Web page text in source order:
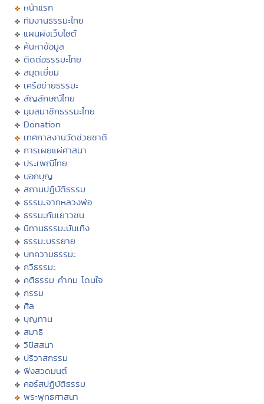
หน้าแรก
ทีมงานธรรมะไทย
แผนผังเว็บไซต์
ค้นหาข้อมูล
ติดต่อธรรมะไทย
สมุดเยี่ยม
เครือข่ายธรรมะ
สัญลักษณ์ไทย
มุมสมาชิกธรรมะไทย
Donation
เทศกาลงานวัดช่วยชาติ
การเผยแผ่ศาสนา
ประเพณีไทย
บอกบุญ
สถานปฏิบัติธรรม
ธรรมะจากหลวงพ่อ
ธรรมะกับเยาวชน
นิทานธรรมะบันเทิง
ธรรมะบรรยาย
บทความธรรมะ
กวีธรรมะ
คติธรรม คำคม โดนใจ
กรรม
ศีล
บุญทาน
สมาธิ
วิปัสสนา
ปริวาสกรรม
ฟังสวดมนต์
คอร์สปฏิบัติธรรม
พระพุทธศาสนา